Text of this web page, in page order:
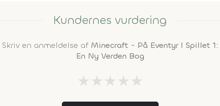
Kundernes vurdering
Skriv en anmeldelse af Minecraft - På Eventyr I Spillet 1:
En Ny Verden Bog
★ ★ ★ ★ ★